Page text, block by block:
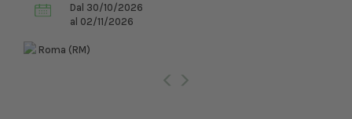
Dal 30/10/2026
al 02/11/2026
Roma (RM)